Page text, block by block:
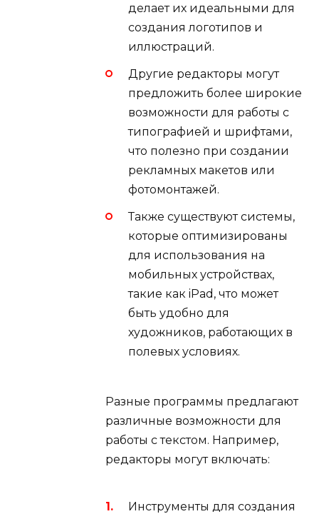
делает их идеальными для
создания логотипов и
иллюстраций.
Другие редакторы могут
предложить более широкие
возможности для работы с
типографией и шрифтами,
что полезно при создании
рекламных макетов или
фотомонтажей.
Также существуют системы,
которые оптимизированы
для использования на
мобильных устройствах,
такие как iPad, что может
быть удобно для
художников, работающих в
полевых условиях.
Разные программы предлагают
различные возможности для
работы с текстом. Например,
редакторы могут включать:
Инструменты для создания